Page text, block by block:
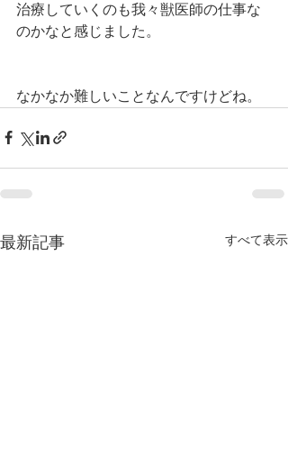
治療していくのも我々獣医師の仕事な
のかなと感じました。
なかなか難しいことなんですけどね。
最新記事 すべて表示